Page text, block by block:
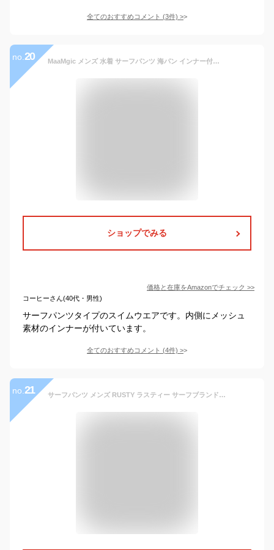
全てのおすすめコメント (3件) >
no. 20 MaaMgic メンズ 水着 サーフパンツ 海パン インナー付き 水陸両用 速乾 M-2XL
ショップでみる
価格と在庫をAmazonでチェック >>
コーヒーさん(40代・男性)
サーフパンツタイプのスイムウエアです。内側にメッシュ
素材のインナーが付いています。
全てのおすすめコメント (4件) >
no. 21 サーフパンツ メンズ RUSTY ラスティー サーフブランド 水着 インナー付き ストレッチ ボードショーツ ゴムウエストトランクス 海パン 小さいサイズ 大きいサイズ Sサイズ〜3L,XXLサイズ 【あす楽対応】【翌日配達可能なメール便対応】 919400